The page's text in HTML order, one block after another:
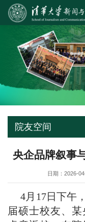
院友空间
央企品牌叙事
日期：2026-
4月17日下午
届硕士校友、